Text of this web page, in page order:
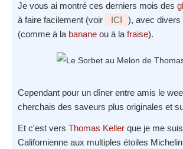
Je vous ai montré ces derniers mois des
à faire facilement (voir
ICI
), avec divers
(comme à la banane ou à lafraise).
Cependant pour un dîner entre amis le
cherchais des saveurs plus originales et
Et c'est vers Thomas Keller que je me
Californienne aux multiples étoiles Michelin